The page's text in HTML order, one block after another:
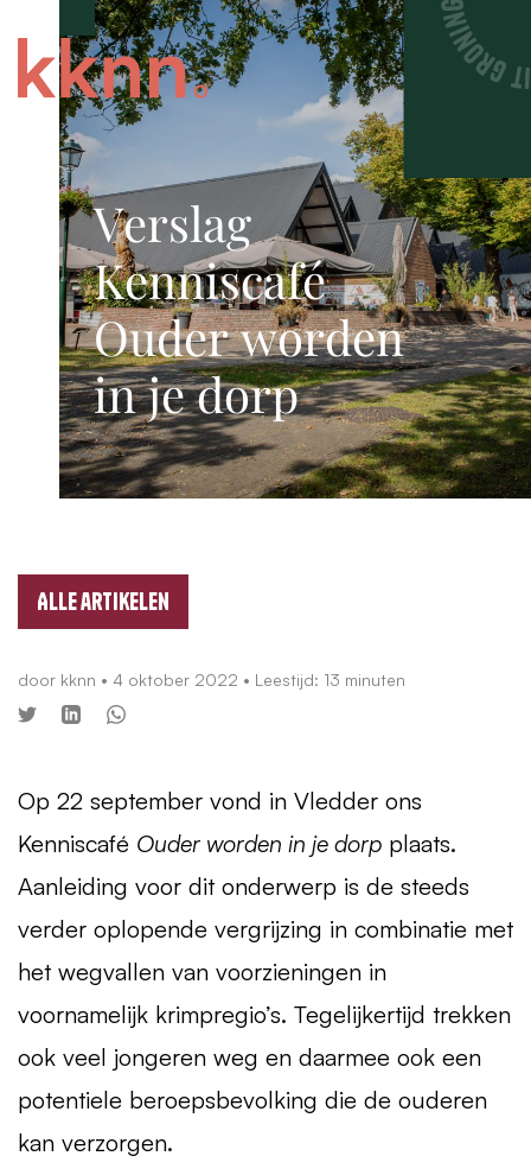
Verslag
Kenniscafé
Ouder worden
in je dorp
Alle artikelen
door kknn • 4 oktober 2022 • Leestijd: 13 minuten
Op 22 september vond in Vledder ons
Kenniscafé Ouder worden in je dorp plaats.
Aanleiding voor dit onderwerp is de steeds
verder oplopende vergrijzing in combinatie met
het wegvallen van voorzieningen in
voornamelijk krimpregio’s. Tegelijkertijd trekken
ook veel jongeren weg en daarmee ook een
potentiele beroepsbevolking die de ouderen
kan verzorgen.